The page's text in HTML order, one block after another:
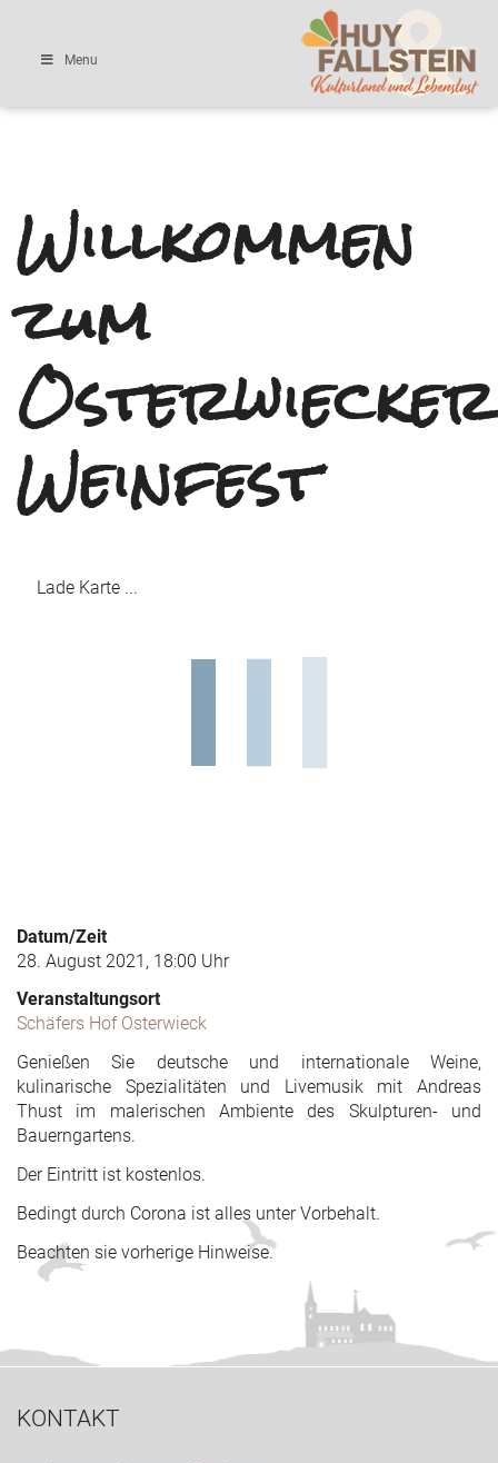
Menu
Willkommen
zum
Osterwiecker
Weinfest
Lade Karte ...
Datum/Zeit
28. August 2021, 18:00 Uhr
Veranstaltungsort
Schäfers Hof Osterwieck
Genießen Sie deutsche und internationale Weine,
kulinarische Spezialitäten und Livemusik mit Andreas
Thust im malerischen Ambiente des Skulpturen- und
Bauerngartens.
Der Eintritt ist kostenlos.
Bedingt durch Corona ist alles unter Vorbehalt.
Beachten sie vorherige Hinweise.
KONTAKT